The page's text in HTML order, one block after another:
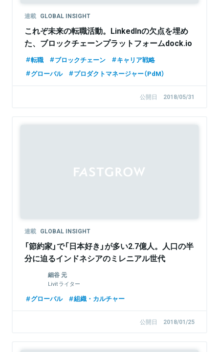
連載 GLOBAL INSIGHT
これぞ未来の転職活動。LinkedInの欠点を埋め
た、ブロックチェーンプラットフォームdock.io
転職 ブロックチェーン
キャリア戦略
グローバル
プロダクトマネージャー（PdM）
公開日 2018/05/31
連載 GLOBAL INSIGHT
「節約家」で「日本好き」が多い2.7億人。人口の半
分に迫るインドネシアのミレニアル世代
細谷 元
Livit ライター
グローバル 組織・カルチャー
公開日 2018/01/25